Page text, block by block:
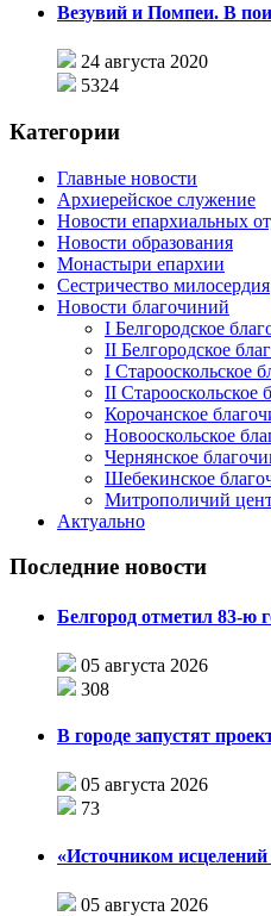
Везувий и Помпеи. В
24 августа 2020
5324
Категории
Главные новости
Архиерейское служение
Новости епархиальных
Новости образования
Монастыри епархии
Сестричество милосердия
Новости благочиний
I Белгородское
II Белгородское
I Старооскольское
II Старооскольское
Корочанское
Новооскольское
Чернянское
Шебекинское
Митрополичий
Актуально
Последние новости
Белгород отметил 83-ю
05 августа 2026
308
В городе запустят
05 августа 2026
73
«Источником
05 августа 2026